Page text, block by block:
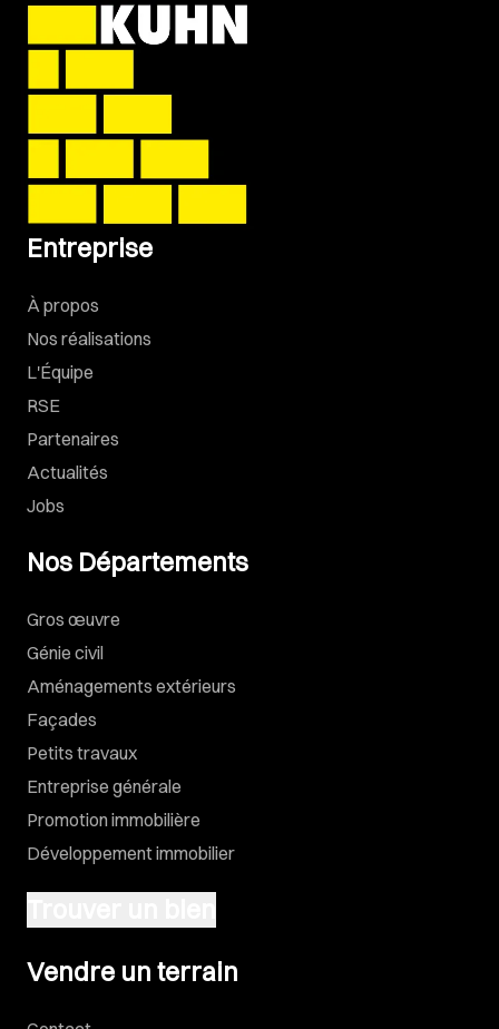
Entreprise
À propos
Nos réalisations
L'Équipe
RSE
Partenaires
Actualités
Jobs
Nos Départements
Gros œuvre
Génie civil
Aménagements extérieurs
Façades
Petits travaux
Entreprise générale
Promotion immobilière
Développement immobilier
Vendre un terrain